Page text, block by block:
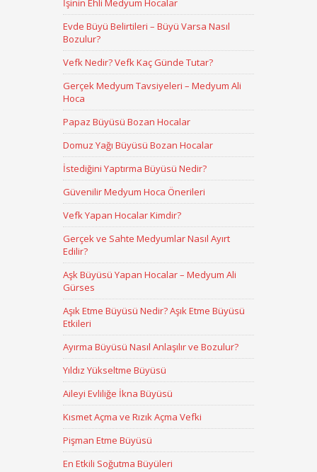
İşinin Ehli Medyum Hocalar
Evde Büyü Belirtileri – Büyü Varsa Nasıl
Bozulur?
Vefk Nedir? Vefk Kaç Günde Tutar?
Gerçek Medyum Tavsiyeleri – Medyum Ali
Hoca
Papaz Büyüsü Bozan Hocalar
Domuz Yağı Büyüsü Bozan Hocalar
İstediğini Yaptırma Büyüsü Nedir?
Güvenilir Medyum Hoca Önerileri
Vefk Yapan Hocalar Kimdir?
Gerçek ve Sahte Medyumlar Nasıl Ayırt
Edilir?
Aşk Büyüsü Yapan Hocalar – Medyum Ali
Gürses
Aşık Etme Büyüsü Nedir? Aşık Etme Büyüsü
Etkileri
Ayırma Büyüsü Nasıl Anlaşılır ve Bozulur?
Yıldız Yükseltme Büyüsü
Aileyi Evliliğe İkna Büyüsü
Kısmet Açma ve Rızık Açma Vefki
Pişman Etme Büyüsü
En Etkili Soğutma Büyüleri